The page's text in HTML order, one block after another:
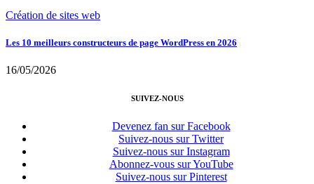
Création de sites web
Les 10 meilleurs constructeurs de page WordPress en 2026
16/05/2026
SUIVEZ-NOUS
Devenez fan sur Facebook
Suivez-nous sur Twitter
Suivez-nous sur Instagram
Abonnez-vous sur YouTube
Suivez-nous sur Pinterest